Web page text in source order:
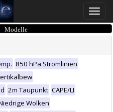
Toggle
850 hPa Stromlinien
2m Taupunkt CAPE/LI
Wolken